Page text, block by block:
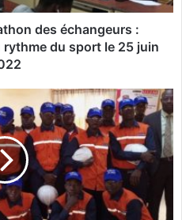
des échangeurs :
du sport le 25 juin